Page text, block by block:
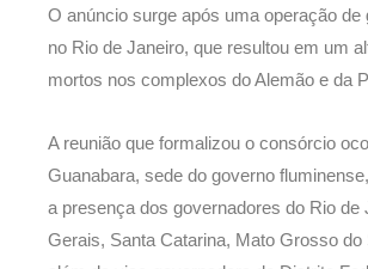
O anúncio surge após uma operação de
no Rio de Janeiro, que resultou em um
mortos nos complexos do Alemão e da
A reunião que formalizou o consórcio
Guanabara, sede do governo
a presença dos governadores do Rio de
Gerais, Santa Catarina, Mato Grosso do